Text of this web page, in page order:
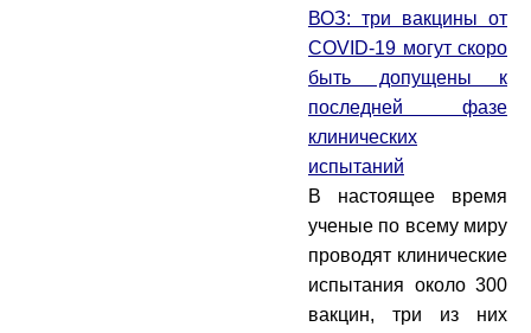
ВОЗ: три вакцины от
COVID-19 могут скоро
быть допущены к
последней фазе
клинических
испытаний
В настоящее время
ученые по всему миру
проводят клинические
испытания около 300
вакцин, три из них